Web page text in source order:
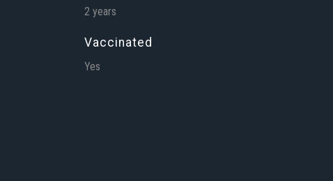
2 years
Vaccinated
Yes